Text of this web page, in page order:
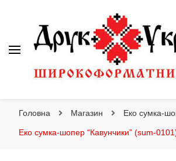
Головна Магазин Еко сумка-
Еко сумка-шопер “Кавунчики” (sum-